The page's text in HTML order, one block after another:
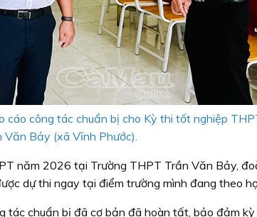
cáo công tác chuẩn bị cho Kỳ thi tốt nghiệp
Bảy (xã Vĩnh Phước).
năm 2026 tại Trường THPT Trần Văn Bảy,
dự thi ngay tại điểm trường mình đang theo
tác chuẩn bị đã cơ bản đã hoàn tất, bảo đảm kỳ